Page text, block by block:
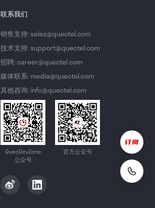
联系我们
销售支持: sales@quectel.com
技术支持: support@quectel.com
招聘: career@quectel.com
媒体联系: media@quectel.com
其他咨询: info@quectel.com
QuecDevZone
公众号
官方公众号